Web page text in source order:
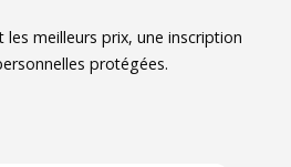
les meilleurs prix, une inscription
protégées.